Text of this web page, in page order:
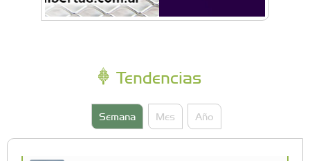
Tendencias
Semana Mes Año